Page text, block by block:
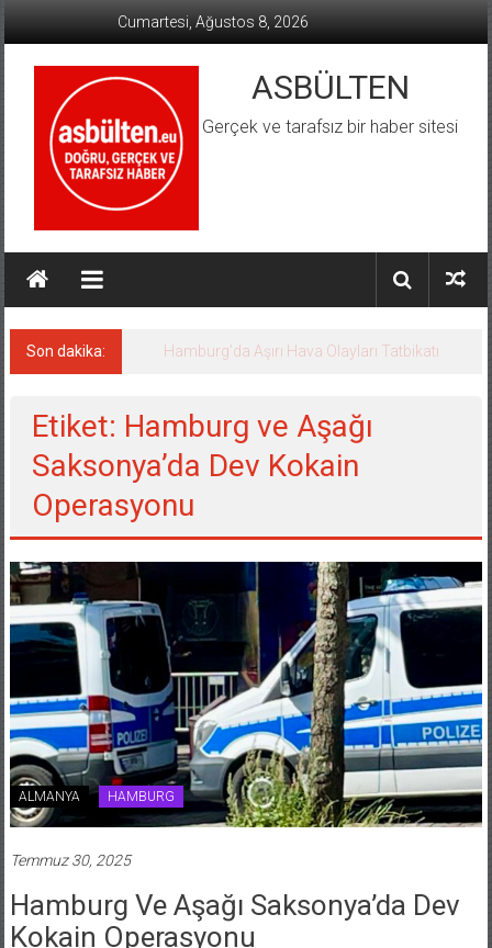
Cumartesi, Ağustos 8, 2026
ASBÜLTEN
Gerçek ve tarafsız bir haber sitesi
Son dakika: Hamburg’da Aşırı Hava Olayları Tatbikatı
Etiket: Hamburg ve Aşağı
Saksonya’da Dev Kokain
Operasyonu
ALMANYA HAMBURG
Temmuz 30, 2025
Hamburg Ve Aşağı Saksonya’da Dev
Kokain Operasyonu